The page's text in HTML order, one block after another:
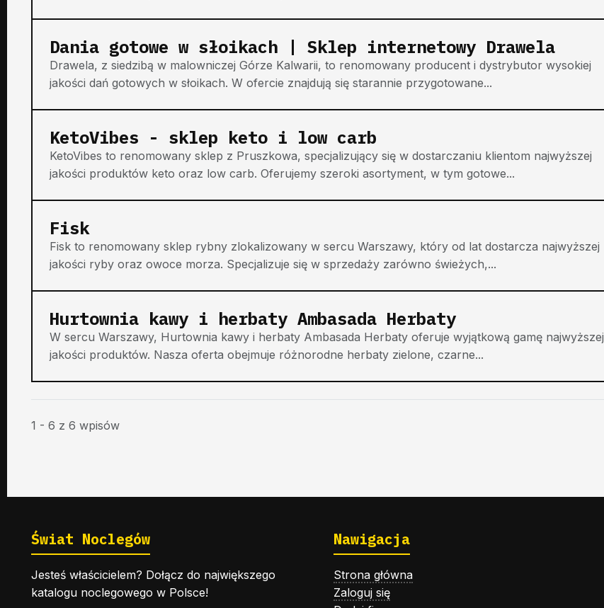
Dania gotowe w słoikach | Sklep internetowy Drawela
Drawela, z siedzibą w malowniczej Górze Kalwarii, to renomowany producent i dystrybutor wysokiej
jakości dań gotowych w słoikach. W ofercie znajdują się starannie przygotowane...
KetoVibes - sklep keto i low carb
KetoVibes to renomowany sklep z Pruszkowa, specjalizujący się w dostarczaniu klientom najwyższej
jakości produktów keto oraz low carb. Oferujemy szeroki asortyment, w tym gotowe...
Fisk
Fisk to renomowany sklep rybny zlokalizowany w sercu Warszawy, który od lat dostarcza najwyższej
jakości ryby oraz owoce morza. Specjalizuje się w sprzedaży zarówno świeżych,...
Hurtownia kawy i herbaty Ambasada Herbaty
W sercu Warszawy, Hurtownia kawy i herbaty Ambasada Herbaty oferuje wyjątkową gamę najwyższej
jakości produktów. Nasza oferta obejmuje różnorodne herbaty zielone, czarne...
1 - 6 z 6 wpisów
Świat Noclegów
Jesteś właścicielem? Dołącz do największego
katalogu noclegowego w Polsce!
Nawigacja
Strona główna
Zaloguj się